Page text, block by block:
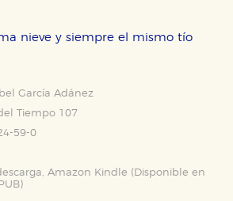
nieve y siempre el mismo tío
García Adánez
Tiempo 107
59-0
Amazon Kindle (Disponible en
)